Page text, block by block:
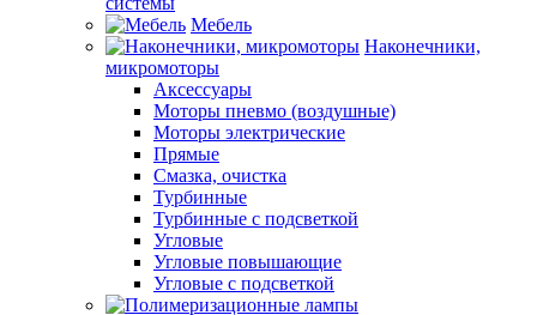
Мебель
Наконечники,
микромоторы
Аксессуары
Моторы пневмо (воздушные)
Моторы электрические
Прямые
Смазка, очистка
Турбинные
Турбинные с подсветкой
Угловые
Угловые повышающие
Угловые с подсветкой